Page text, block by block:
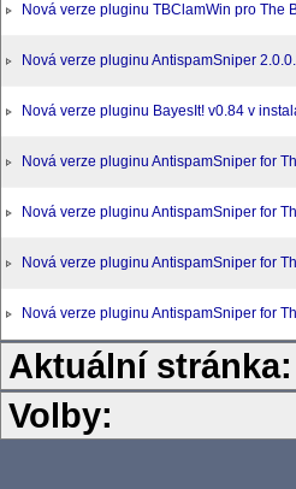
Nová verze pluginu TBClamWin pro The
Nová verze pluginu AntispamSniper
Nová verze pluginu BayesIt! v0.84 v
Nová verze pluginu AntispamSniper for
Nová verze pluginu AntispamSniper for
Nová verze pluginu AntispamSniper for
Nová verze pluginu AntispamSniper for
Aktuální stránka:
Volby: